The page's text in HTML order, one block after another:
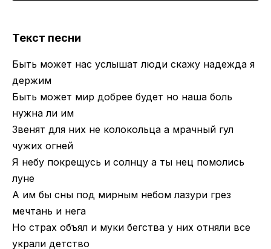
Текст песни
Быть может нас услышат люди скажу надежда я
держим
Быть может мир добрее будет но наша боль
нужна ли им
Звенят для них не колокольца а мрачный гул
чужих огней
Я небу покрещусь и солнцу а ты нец помолись
луне
А им бы сны под мирным небом лазури грез
мечтань и нега
Но страх объял и муки бегства у них отняли все
украли детство